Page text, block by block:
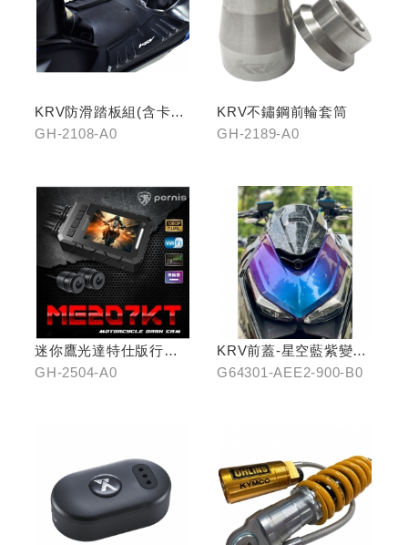
KRV防滑踏板組(含卡夢
飾片)
GH-2108-A0
KRV不鏽鋼前輪套筒
GH-2189-A0
迷你鷹光達特仕版行車
記錄器
GH-2504-A0
KRV前蓋-星空藍紫變色
龍
G64301-AEE2-900-B0